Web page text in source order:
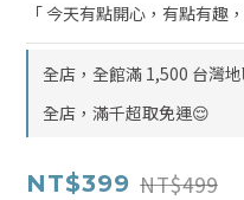
「 今天有點開心，有點有趣
全店，全館滿 1,500 台灣
全店，滿千超取免運😌
NT$399 NT$499